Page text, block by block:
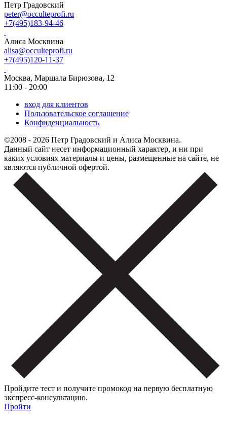
Петр Градовский
peter@occulteprofi.ru
+7(495)183-94-46
Алиса Москвина
alisa@occulteprofi.ru
+7(495)120-11-37
Москва, Маршала Бирюзова, 12
11:00 - 20:00
вход для клиентов
Пользовательское соглашение
Конфиденциальность
©2008 - 2026 Петр Градовский и Алиса Москвина.
Данный сайт несет информационный характер, и ни при
каких условиях материалы и цены, размещенные на сайте, не
являются публичной офертой.
Пройдите тест и получите промокод на первую бесплатную
экспресс-консультацию.
Пройти